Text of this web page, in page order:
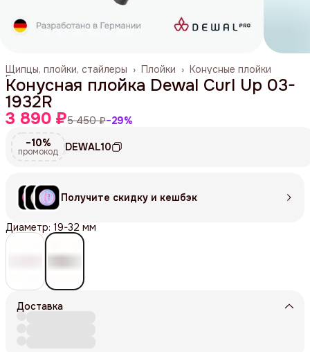
Конусные плойки
Плойки ›
Щипцы, плойки, стайлеры ›
Главная ›
Конусная плойка Dewal Curl Up 03-
1932R
3 890 ₽5 450 ₽−29%
−10%
промокод DEWAL10
Получите скидку и кешбэк
Диаметр: 19-32 мм
Доставка